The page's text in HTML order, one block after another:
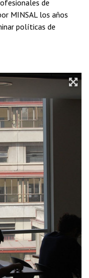
de
MINSAL los años
políticas de